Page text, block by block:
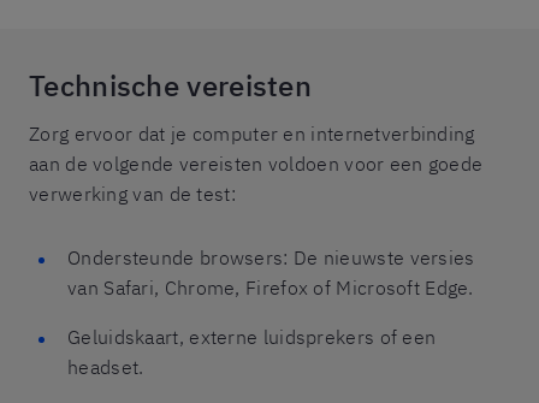
Technische vereisten
Zorg ervoor dat je computer en internetverbinding
aan de volgende vereisten voldoen voor een goede
verwerking van de test:
Ondersteunde browsers: De nieuwste versies
van Safari, Chrome, Firefox of Microsoft Edge.
Geluidskaart, externe luidsprekers of een
headset.